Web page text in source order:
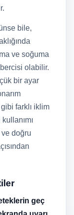
bile,
ve soğuma
olabilir.
bir ayar
farklı iklim
doğru
geç